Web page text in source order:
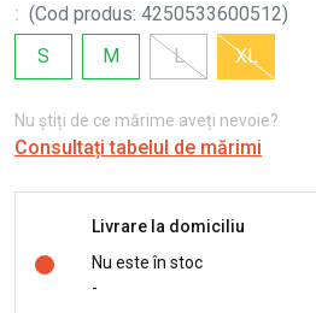
: (Cod produs: 4250533600512)
S
M L XL
Nu știți de ce mărime aveți nevoie?
Consultați tabelul de mărimi
Livrare la domiciliu
Nu este în stoc
-